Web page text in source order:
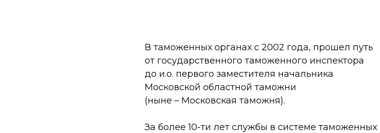
В таможенных органах с 2002 года, прошел путь
от государственного таможенного инспектора
до и.о. первого заместителя начальника
Московской областной таможни
(ныне – Московская таможня).
За более 10-ти лет службы в системе таможенных